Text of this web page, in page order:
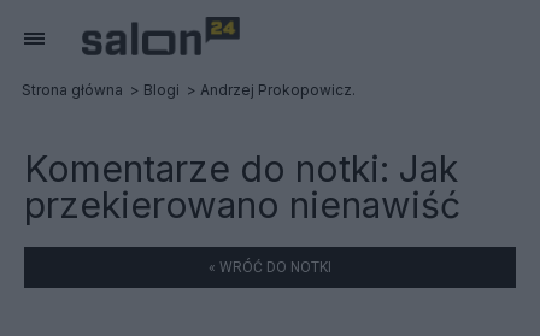
Strona główna Blogi Andrzej Prokopowicz.
Komentarze do notki: Jak
przekierowano nienawiść
« WRÓĆ DO NOTKI